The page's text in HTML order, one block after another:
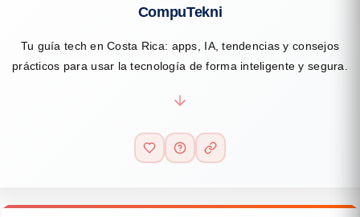
CompuTekni
Tu guía tech en Costa Rica: apps, IA, tendencias y consejos
prácticos para usar la tecnología de forma inteligente y segura.